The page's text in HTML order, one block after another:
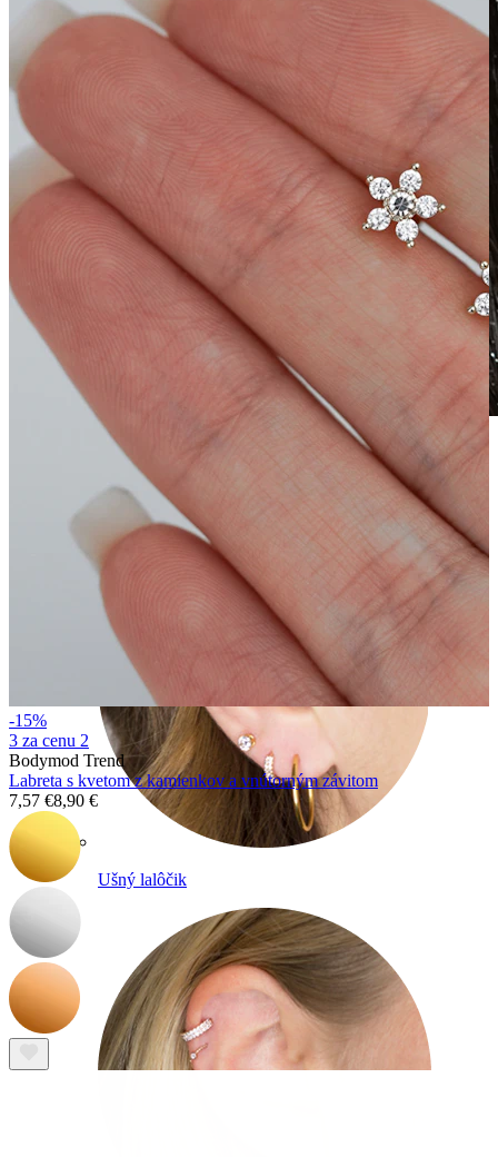
Vodoodolný
Piercingy ucha
Ušný lalôčik
-15%
3 za cenu 2
Bodymod Trend
Labreta s kvetom z kamienkov a vnútorným závitom
7,57 €8,90 €